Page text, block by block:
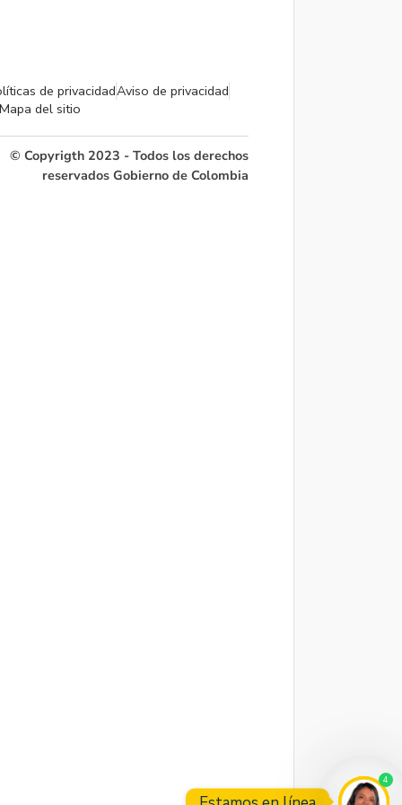
de privacidadAviso de privacidad
Mapa del sitio
© Copyrigth 2023 - Todos los derechos
reservados Gobierno de Colombia
4